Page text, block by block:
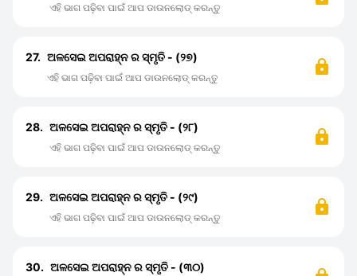
ଏହି ଭାଗ ପଢ଼ିବା ପାଇଁ ଆପ ଡାଉନଲୋଡ୍ କରନ୍ତୁ
27. ଅଳସେଇ ଅପରାହ୍ନ ର ସ୍ମୃତି - (୨୭)
ଏହି ଭାଗ ପଢ଼ିବା ପାଇଁ ଆପ ଡାଉନଲୋଡ୍ କରନ୍ତୁ
28. ଅଳସେଇ ଅପରାହ୍ନ ର ସ୍ମୃତି - (୨୮)
ଏହି ଭାଗ ପଢ଼ିବା ପାଇଁ ଆପ ଡାଉନଲୋଡ୍ କରନ୍ତୁ
29. ଅଳସେଇ ଅପରାହ୍ନ ର ସ୍ମୃତି - (୨୯)
ଏହି ଭାଗ ପଢ଼ିବା ପାଇଁ ଆପ ଡାଉନଲୋଡ୍ କରନ୍ତୁ
30. ଅଳସେଇ ଅପରାହ୍ନ ର ସ୍ମୃତି - (୩୦)